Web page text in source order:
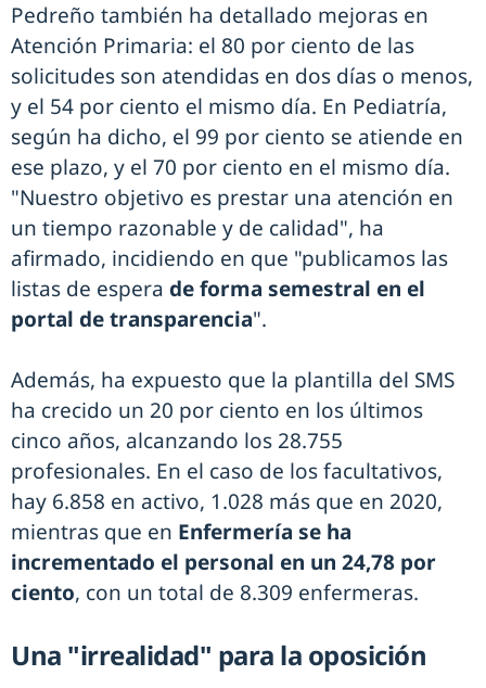
Pedreño también ha detallado mejoras en
Atención Primaria: el 80 por ciento de las
solicitudes son atendidas en dos días o menos,
y el 54 por ciento el mismo día. En Pediatría,
según ha dicho, el 99 por ciento se atiende en
ese plazo, y el 70 por ciento en el mismo día.
"Nuestro objetivo es prestar una atención en
un tiempo razonable y de calidad", ha
afirmado, incidiendo en que "publicamos las
listas de espera de forma semestral en el
portal de transparencia".
Además, ha expuesto que la plantilla del SMS
ha crecido un 20 por ciento en los últimos
cinco años, alcanzando los 28.755
profesionales. En el caso de los facultativos,
hay 6.858 en activo, 1.028 más que en 2020,
mientras que en Enfermería se ha
incrementado el personal en un 24,78 por
ciento, con un total de 8.309 enfermeras.
Una "irrealidad" para la oposición